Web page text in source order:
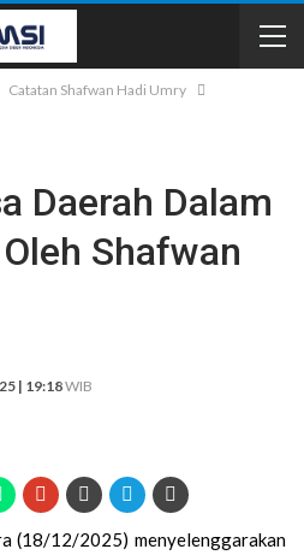
Catatan Shafwan Hadi Umry
Daerah Dalam
Shafwan
| 19:18WIB
(18/12/2025) menyelenggarakan